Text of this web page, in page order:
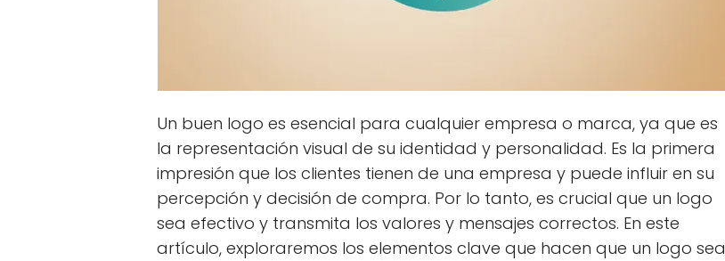
Un buen logo es esencial para cualquier empresa o marca, ya que es
la representación visual de su identidad y personalidad. Es la primera
impresión que los clientes tienen de una empresa y puede influir en su
percepción y decisión de compra. Por lo tanto, es crucial que un logo
sea efectivo y transmita los valores y mensajes correctos. En este
artículo, exploraremos los elementos clave que hacen que un logo sea